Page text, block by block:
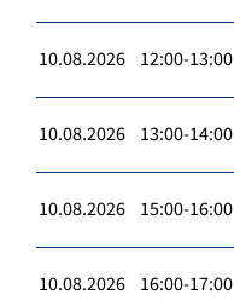
10.08.2026 12:00-13:00
10.08.2026 13:00-14:00
10.08.2026 15:00-16:00
10.08.2026 16:00-17:00